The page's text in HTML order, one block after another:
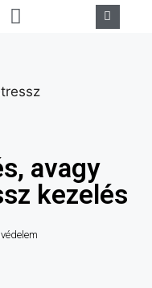
avagy
kezelés